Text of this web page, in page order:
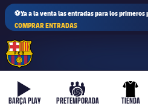
⚽Ya a la venta las entradas para los primeros
COMPRAR ENTRADAS
b-play
BARÇA PLAY
culers-ball
PRETEMPORADA TIENDA